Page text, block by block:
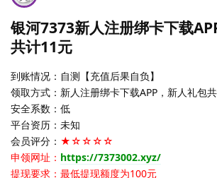
银河7373新人注册绑卡下载
共计11元
到账情况：自测【充值后果自负】
领取方式：新人注册绑卡下载APP，新人礼包
安全系数：低
平台资历：未知
会员评分： ★☆☆☆☆
申领网址： https://7373002.xyz/
提现要求：最低提现额度为100元